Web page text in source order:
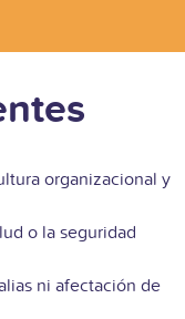
organizacional y
o la seguridad
ni afectación de